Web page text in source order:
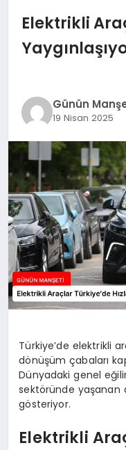
MEGA MENÜ
TEKNOLOJI
İŞ DÜNYASI
ANA DEMO
TEKNOLOJI
MAGAZIN
KRIPTO PARA
GEZI & SEYAHAT
OYUN
Elektrikli
Günün
19 Nisan 2025
Türkiye’de elektrikli
dönüşüm çabaları
Dünyadaki genel
sektöründe yaşanan
gösteriyor.
Elektrikli